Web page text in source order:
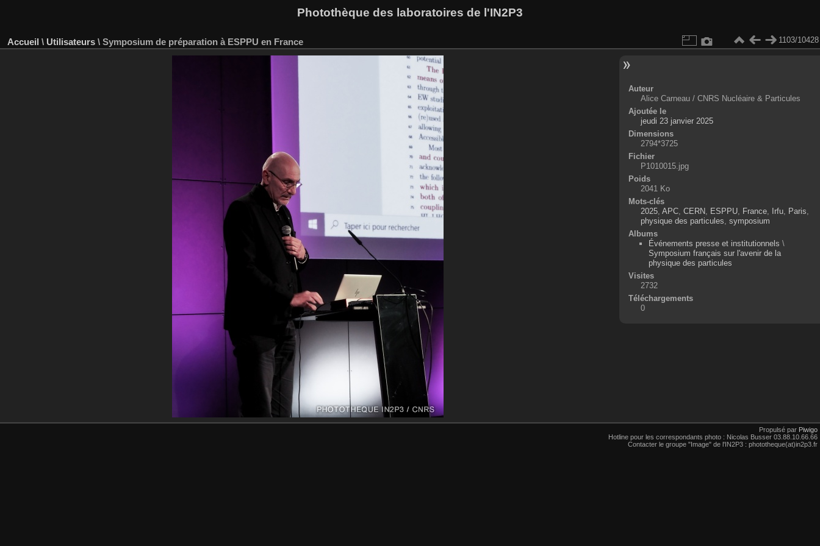
Photothèque des laboratoires de l'IN2P3
Accueil \ Utilisateurs \ Symposium de préparation à ESPPU en France 1103/10428
Auteur
Alice Carneau / CNRS Nucléaire & Particules
Ajoutée le
jeudi 23 janvier 2025
Dimensions
2794*3725
Fichier
P1010015.jpg
Poids
2041 Ko
Mots-clés
2025, APC, CERN ESPPU, France, Irfu, Paris
physique des particules symposium
Albums
Événements presse et institutionnels \
Symposium français sur l'avenir de la
physique des particules
Visites
2732
Téléchargements
0
Propulsé par Piwigo
Hotline pour les correspondants photo : Nicolas Busser 03.88.10.66.66
Contacter le groupe "Image" de l'IN2P3 : phototheque(at)in2p3.fr